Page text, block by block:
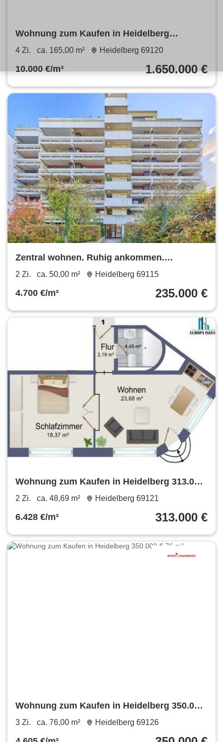
Wohnung zum Kaufen in Heidelberg
1.650.000 € 165 m²
4 Zi. ca. 165,00 m² Heidelberg 69120
10.000 €/m² 1.650.000 €
Zentral wohnen. Ruhig ankommen.
Zukunftssicher investieren.
2 Zi. ca. 50,00 m² Heidelberg 69115
4.700 €/m² 235.000 €
Wohnung zum Kaufen in Heidelberg 313.000
€ 48.69 m²
2 Zi. ca. 48,69 m² Heidelberg 69121
6.428 €/m² 313.000 €
Wohnung zum Kaufen in Heidelberg 350.000
€ 76 m²
3 Zi. ca. 76,00 m² Heidelberg 69126